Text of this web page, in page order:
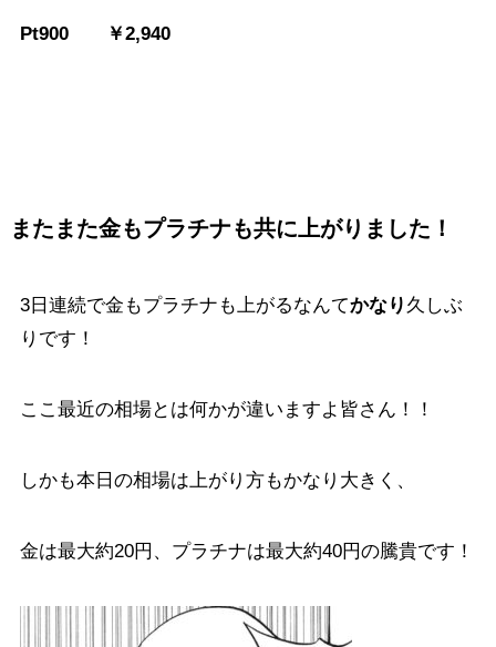
Pt900 ￥2,940
またまた金もプラチナも共に上がりました！
3日連続で金もプラチナも上がるなんてかなり 久しぶ
りです！
ここ最近の相場とは何かが違いますよ皆さん！！
しかも本日の相場は上がり方もかなり大きく、
金は最大約20円、プラチナは最大約40円の騰貴です！